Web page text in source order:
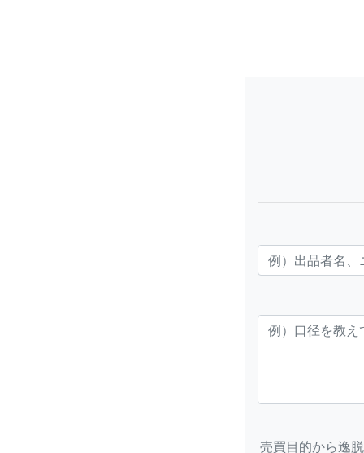
売買目的から逸